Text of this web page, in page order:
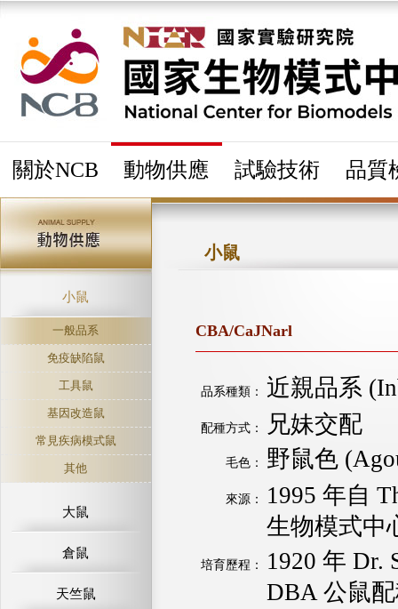
關於NCB 動物供應 試驗技術 品質
小鼠
一般品系
免疫缺陷鼠
工具鼠
基因改造鼠
常見疾病模式鼠
其他
大鼠
倉鼠
天竺鼠
小鼠
CBA/CaJNarl
品系種類： 近親品系
配種方式： 兄妹交配
毛色： 野鼠色
來源：
1995 年自
生物模式中
培育歷程：
1920 年 Dr.
DBA 公鼠